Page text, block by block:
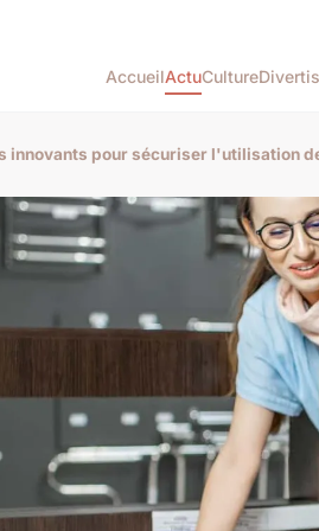
AccueilActuCulture
innovants pour sécuriser l'utilisation